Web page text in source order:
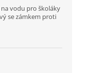
na vodu pro školáky
se zámkem proti